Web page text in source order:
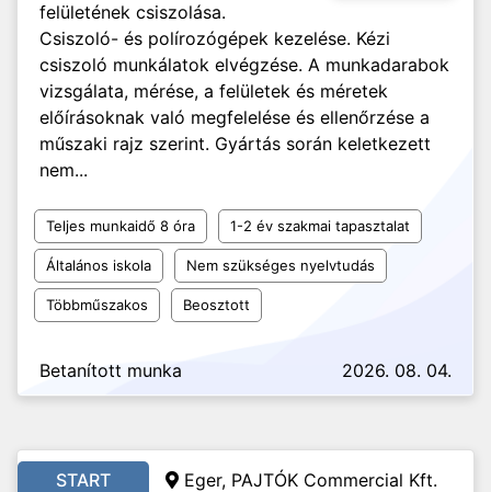
felületének csiszolása.
Csiszoló- és polírozógépek kezelése. Kézi
csiszoló munkálatok elvégzése. A munkadarabok
vizsgálata, mérése, a felületek és méretek
előírásoknak való megfelelése és ellenőrzése a
műszaki rajz szerint. Gyártás során keletkezett
nem...
Teljes munkaidő 8 óra 1-2 év szakmai tapasztalat
Általános iskola Nem szükséges nyelvtudás
Többműszakos Beosztott
Betanított munka 2026. 08. 04.
START Eger, PAJTÓK Commercial Kft.